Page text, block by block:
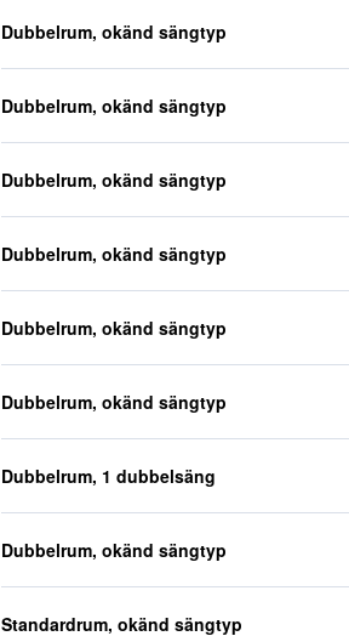
Dubbelrum, okänd sängtyp
Dubbelrum, okänd sängtyp
Dubbelrum, okänd sängtyp
Dubbelrum, okänd sängtyp
Dubbelrum, okänd sängtyp
Dubbelrum, okänd sängtyp
Dubbelrum, 1 dubbelsäng
Dubbelrum, okänd sängtyp
Standardrum, okänd sängtyp